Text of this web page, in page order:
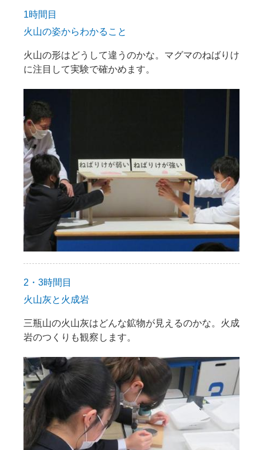
1時間目
火山の姿からわかること
火山の形はどうして違うのかな。マグマのねばりけ
に注目して実験で確かめます。
2・3時間目
火山灰と火成岩
三瓶山の火山灰はどんな鉱物が見えるのかな。火成
岩のつくりも観察します。